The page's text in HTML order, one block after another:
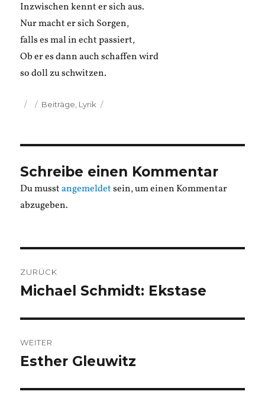
Inzwischen kennt er sich aus.
Nur macht er sich Sorgen,
falls es mal in echt passiert,
Ob er es dann auch schaffen wird
so doll zu schwitzen.
Veröffentlicht
Kategorien
Beiträge Lyrik
Schreibe einen Kommentar
Du musstangemeldetsein, um einen Kommentar
abzugeben.
ZURÜCK
Vorheriger
Michael Schmidt: Ekstase
WEITER
Nächster
Esther Gleuwitz